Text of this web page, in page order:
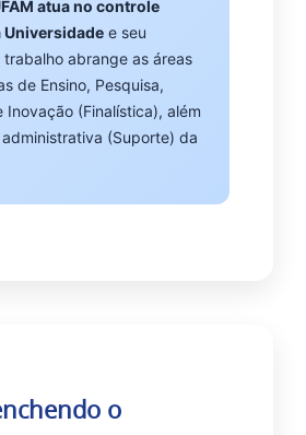
atua no controle
Universidade e seu
abrange as áreas
de Ensino, Pesquisa,
Inovação (Finalística), além
(Suporte) da
o